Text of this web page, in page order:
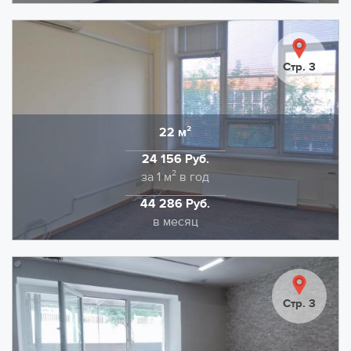
Предлагаем в аренду помещение площадью 25,1
кв.м., на территории технопарка Калибр. Выполнена
качественная отделка: напольное покрытие -
коммерческий линолеум. Потолочная отделка типа
Армстронг, стены качественная покраска.
НДС в размере 22% входит в указанную ставку.
Дополнительно оплачивается отопление и
Стр. 3
Область22 м²
Стоимость
24 156 Руб.
за 1 м² в год
Стоимость
44 286 Руб.
в месяц
Офисное помещение 22.1 кв.м. в аренду на
территории технопарка Калибр. Выполнена
качественная отделка: напольное покрытие -
ковролин. Потолочная отделка типа Армстронг,
стены качественная покраска. В здании два
Стр. 3